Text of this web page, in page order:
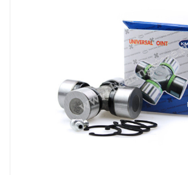
10
вала
(КМК)